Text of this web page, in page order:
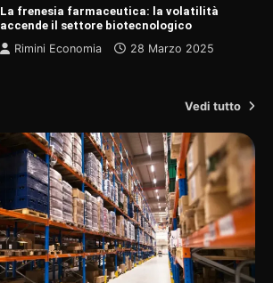
La frenesia farmaceutica: la volatilità
accende il settore biotecnologico
Rimini Economia
28 Marzo 2025
Vedi tutto